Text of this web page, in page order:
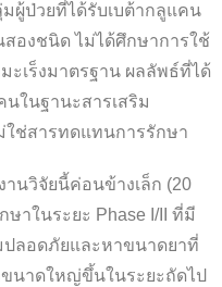
ผู้ป่วยที่ได้รับเบต้ากลูแคน
องชนิด ไม่ได้ศึกษาการใช้
ะเร็งมาตรฐาน ผลลัพธ์ที่ได้
ในฐานะสารเสริม
ช่สารทดแทนการรักษา
นวิจัยนี้ค่อนข้างเล็ก (20
าในระยะ Phase I/II ที่มี
ปลอดภัยและหาขนาดยาที่
นาดใหญ่ขึ้นในระยะถัดไป